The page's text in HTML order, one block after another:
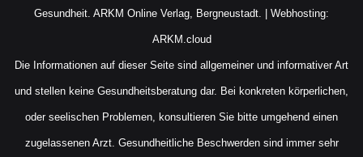
Gesundheit. ARKM Online Verlag, Bergneustadt. | Webhosting:
ARKM.cloud
Die Informationen auf dieser Seite sind allgemeiner und informativer Art
und stellen keine Gesundheitsberatung dar. Bei konkreten körperlichen,
oder seelischen Problemen, konsultieren Sie bitte umgehend einen
zugelassenen Arzt. Gesundheitliche Beschwerden sind immer sehr